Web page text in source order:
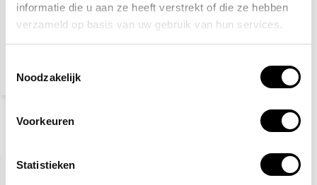
informatie die u aan ze heeft verstrekt of die ze hebben
verzameld op basis van uw gebruik van hun services.
Noodzakelijk
Voorkeuren
Statistieken
Veiligheidshelm met
verstelbare draaiknop
(12,04 Incl. btw)